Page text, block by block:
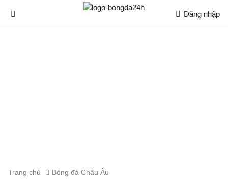
Đăng nhập
Trang chủ Bóng đá Châu Âu